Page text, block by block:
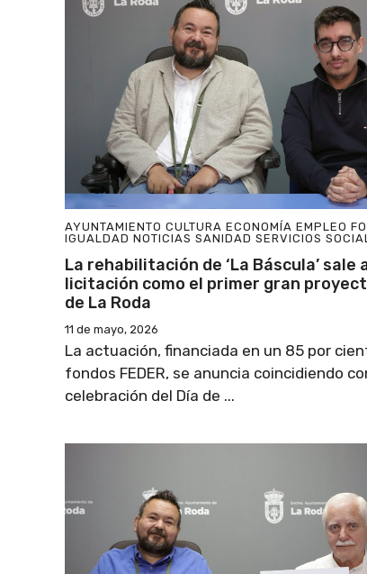
AYUNTAMIENTO CULTURA ECONOMÍA EMPLEO
IGUALDAD NOTICIAS SANIDAD SERVICIOS
La rehabilitación de ‘La Báscula’ sale
licitación como el primer gran
de La Roda
11 de mayo, 2026
La actuación, financiada en un 85 por
fondos FEDER, se anuncia coincidiendo
celebración del Día de ...